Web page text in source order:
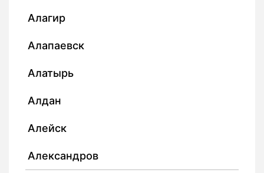
Алагир
Алапаевск
Алатырь
Алдан
Алейск
Александров